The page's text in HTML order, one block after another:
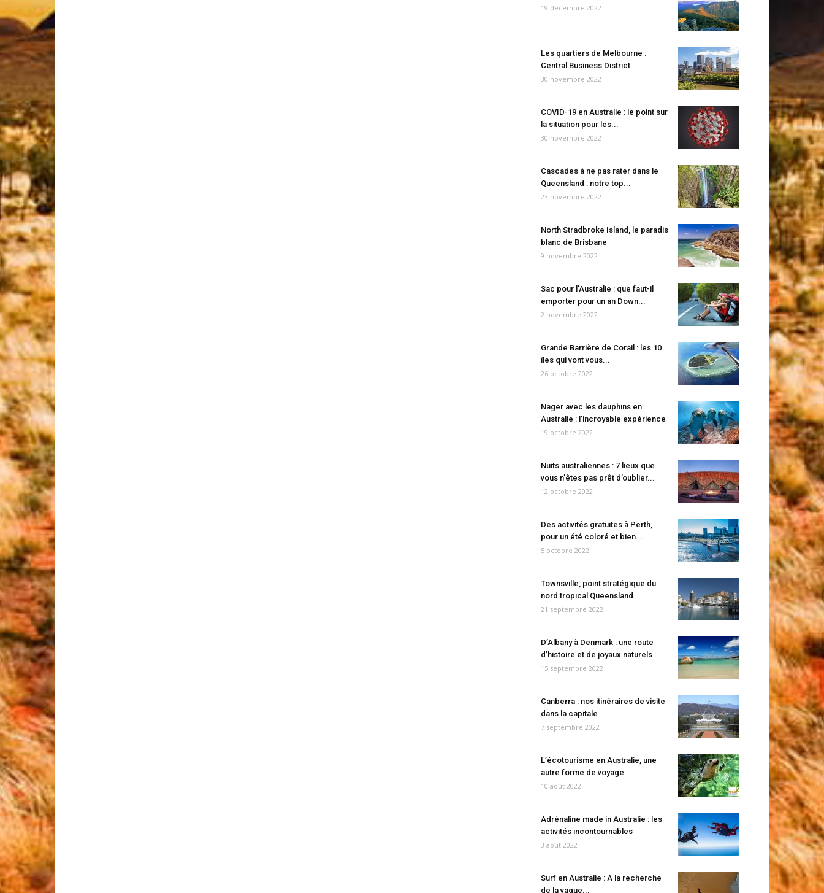
19 décembre 2022
Les quartiers de Melbourne :
Central Business District
30 novembre 2022
COVID-19 en Australie : le point sur
la situation pour les...
30 novembre 2022
Cascades à ne pas rater dans le
Queensland : notre top...
23 novembre 2022
North Stradbroke Island, le paradis
blanc de Brisbane
9 novembre 2022
Sac pour l’Australie : que faut-il
emporter pour un an Down...
2 novembre 2022
Grande Barrière de Corail : les 10
îles qui vont vous...
26 octobre 2022
Nager avec les dauphins en
Australie : l’incroyable expérience
19 octobre 2022
Nuits australiennes : 7 lieux que
vous n’êtes pas prêt d’oublier...
12 octobre 2022
Des activités gratuites à Perth,
pour un été coloré et bien...
5 octobre 2022
Townsville, point stratégique du
nord tropical Queensland
21 septembre 2022
D’Albany à Denmark : une route
d’histoire et de joyaux naturels
15 septembre 2022
Canberra : nos itinéraires de visite
dans la capitale
7 septembre 2022
L’écotourisme en Australie, une
autre forme de voyage
10 août 2022
Adrénaline made in Australie : les
activités incontournables
3 août 2022
Surf en Australie : A la recherche
de la vague...